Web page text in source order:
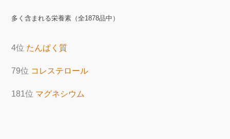
多く含まれる栄養素（全1878品中）
4位 たんぱく質
79位 コレステロール
181位 マグネシウム